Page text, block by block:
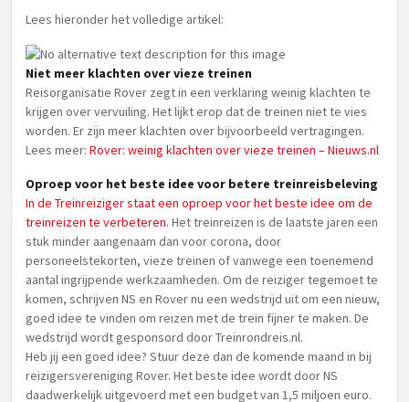
Lees hieronder het volledige artikel:
Niet meer klachten over vieze treinen
Reisorganisatie Rover zegt in een verklaring weinig klachten te
krijgen over vervuiling. Het lijkt erop dat de treinen niet te vies
worden. Er zijn meer klachten over bijvoorbeeld vertragingen.
Lees meer: Rover: weinig klachten over vieze treinen – Nieuws.nl
Oproep voor het beste idee voor betere treinreisbeleving
In de Treinreiziger staat een oproep voor het beste idee om de
treinreizen te verbeteren. Het treinreizen is de laatste jaren een
stuk minder aangenaam dan voor corona, door
personeelstekorten, vieze treinen of vanwege een toenemend
aantal ingrijpende werkzaamheden. Om de reiziger tegemoet te
komen, schrijven NS en Rover nu een wedstrijd uit om een nieuw,
goed idee te vinden om reizen met de trein fijner te maken. De
wedstrijd wordt gesponsord door Treinrondreis.nl.
Heb jij een goed idee? Stuur deze dan de komende maand in bij
reizigersvereniging Rover. Het beste idee wordt door NS
daadwerkelijk uitgevoerd met een budget van 1,5 miljoen euro.